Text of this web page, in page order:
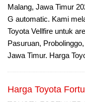
Malang, Jawa Timur
G automatic. Kami
Toyota Vellfire untuk
Pasuruan,
Jawa Timur. Harga
Harga Toyota